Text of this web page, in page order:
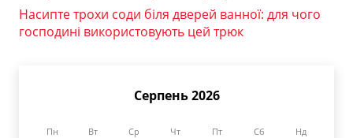
Насипте трохи соди біля дверей ванної: для чого
господині використовують цей трюк
Серпень 2026
Пн Вт Ср Чт Пт Сб Нд